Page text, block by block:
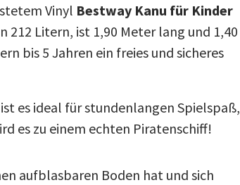
Vinyl Bestway Kanu für Kinder
212 Litern, ist 1,90 Meter lang und 1,40
bis 5 Jahren ein freies und sicheres
es ideal für stundenlangen Spielspaß,
es zu einem echten Piratenschiff!
aufblasbaren Boden hat und sich